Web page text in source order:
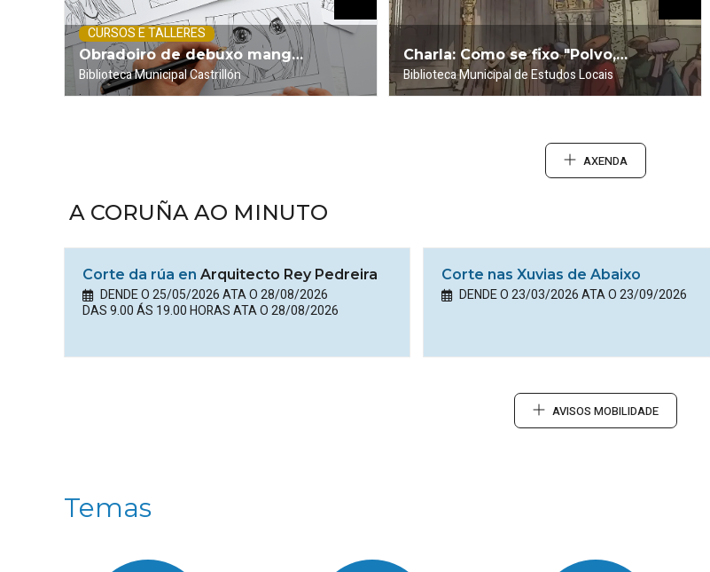
CURSOS E TALLERES
Obradoiro de debuxo manga
Biblioteca Municipal Castrillón
.
Charla: Como se fixo "Polvo,
Biblioteca Municipal de Estudos Locais
.
AXENDA
A CORUÑA AO MINUTO
Corte da rúa en Arquitecto Rey Pedreira
DENDE O 25/05/2026 ATA O 28/08/2026
DAS 9.00 ÁS 19.00 HORAS ATA O 28/08/2026
Corte nas Xuvias de Abaixo
DENDE O 23/03/2026 ATA O 23/09/2026
AVISOS MOBILIDADE
Temas